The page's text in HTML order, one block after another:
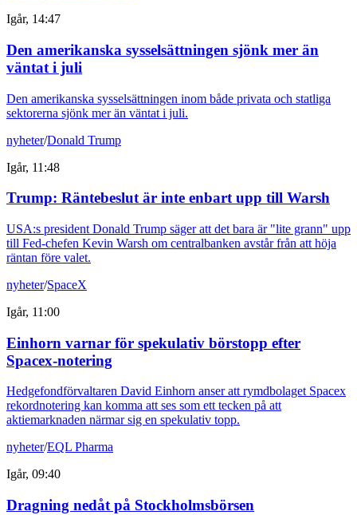
Igår, 14:47
Den amerikanska sysselsättningen sjönk mer än
väntat i juli
Den amerikanska sysselsättningen inom både privata och statliga
sektorerna sjönk mer än väntat i juli.
nyheter/Donald Trump
Igår, 11:48
Trump: Räntebeslut är inte enbart upp till Warsh
USA:s president Donald Trump säger att det bara är "lite grann" upp
till Fed-chefen Kevin Warsh om centralbanken avstår från att höja
räntan före valet.
nyheter/SpaceX
Igår, 11:00
Einhorn varnar för spekulativ börstopp efter
Spacex-notering
Hedgefondförvaltaren David Einhorn anser att rymdbolaget Spacex
rekordnotering kan komma att ses som ett tecken på att
aktiemarknaden närmar sig en spekulativ topp.
nyheter/EQL Pharma
Igår, 09:40
Dragning nedåt på Stockholmsbörsen